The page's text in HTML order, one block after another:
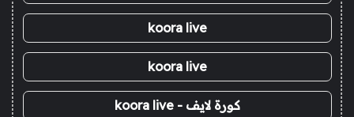
koora live
koora live
كورة لايف - koora live